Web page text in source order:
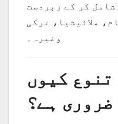
کر کے زبردست
ملائیشیا، ترکی
وغیرہ۔
تنوع کیوں
ضروری ہے؟